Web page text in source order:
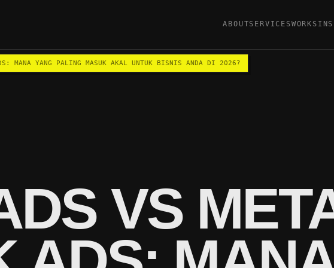
ABOUTSERVICESWORKS
MANA YANG PALING MASUK AKAL UNTUK BISNIS ANDA DI 2026?
VS